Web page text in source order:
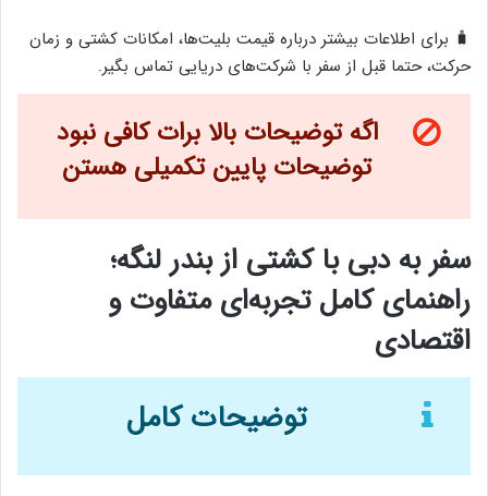
🧳 برای اطلاعات بیشتر درباره قیمت بلیت‌ها، امکانات کشتی و زمان
حرکت، حتما قبل از سفر با شرکت‌های دریایی تماس بگیر.
اگه توضیحات بالا برات کافی نبود
توضیحات پایین تکمیلی هستن
سفر به دبی با کشتی از بندر لنگه؛
راهنمای کامل تجربه‌ای متفاوت و
اقتصادی
توضیحات کامل